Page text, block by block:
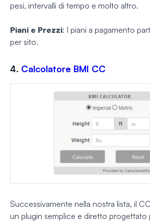
pesi, intervalli di tempo e molto altro.
Piani e Prezzi: I piani a pagamento
per sito.
4. Calcolatore BMI CC
Successivamente nella nostra lista, il
un plugin semplice e diretto progettato